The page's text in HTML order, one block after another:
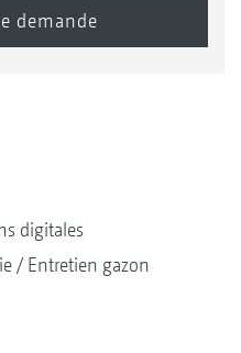
digitales
Entretien gazon